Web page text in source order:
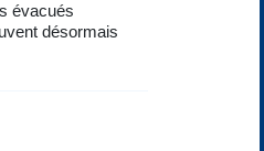
évacués
désormais